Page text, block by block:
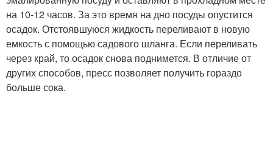
Сок на зиму
на 10-12 часов. За это время на дно посуды опустится
осадок. Отстоявшуюся жидкость переливают в новую
емкость с помощью садового шланга. Если переливать
через край, то осадок снова поднимется. В отличие от
других способов, пресс позволяет получить гораздо
больше сока.